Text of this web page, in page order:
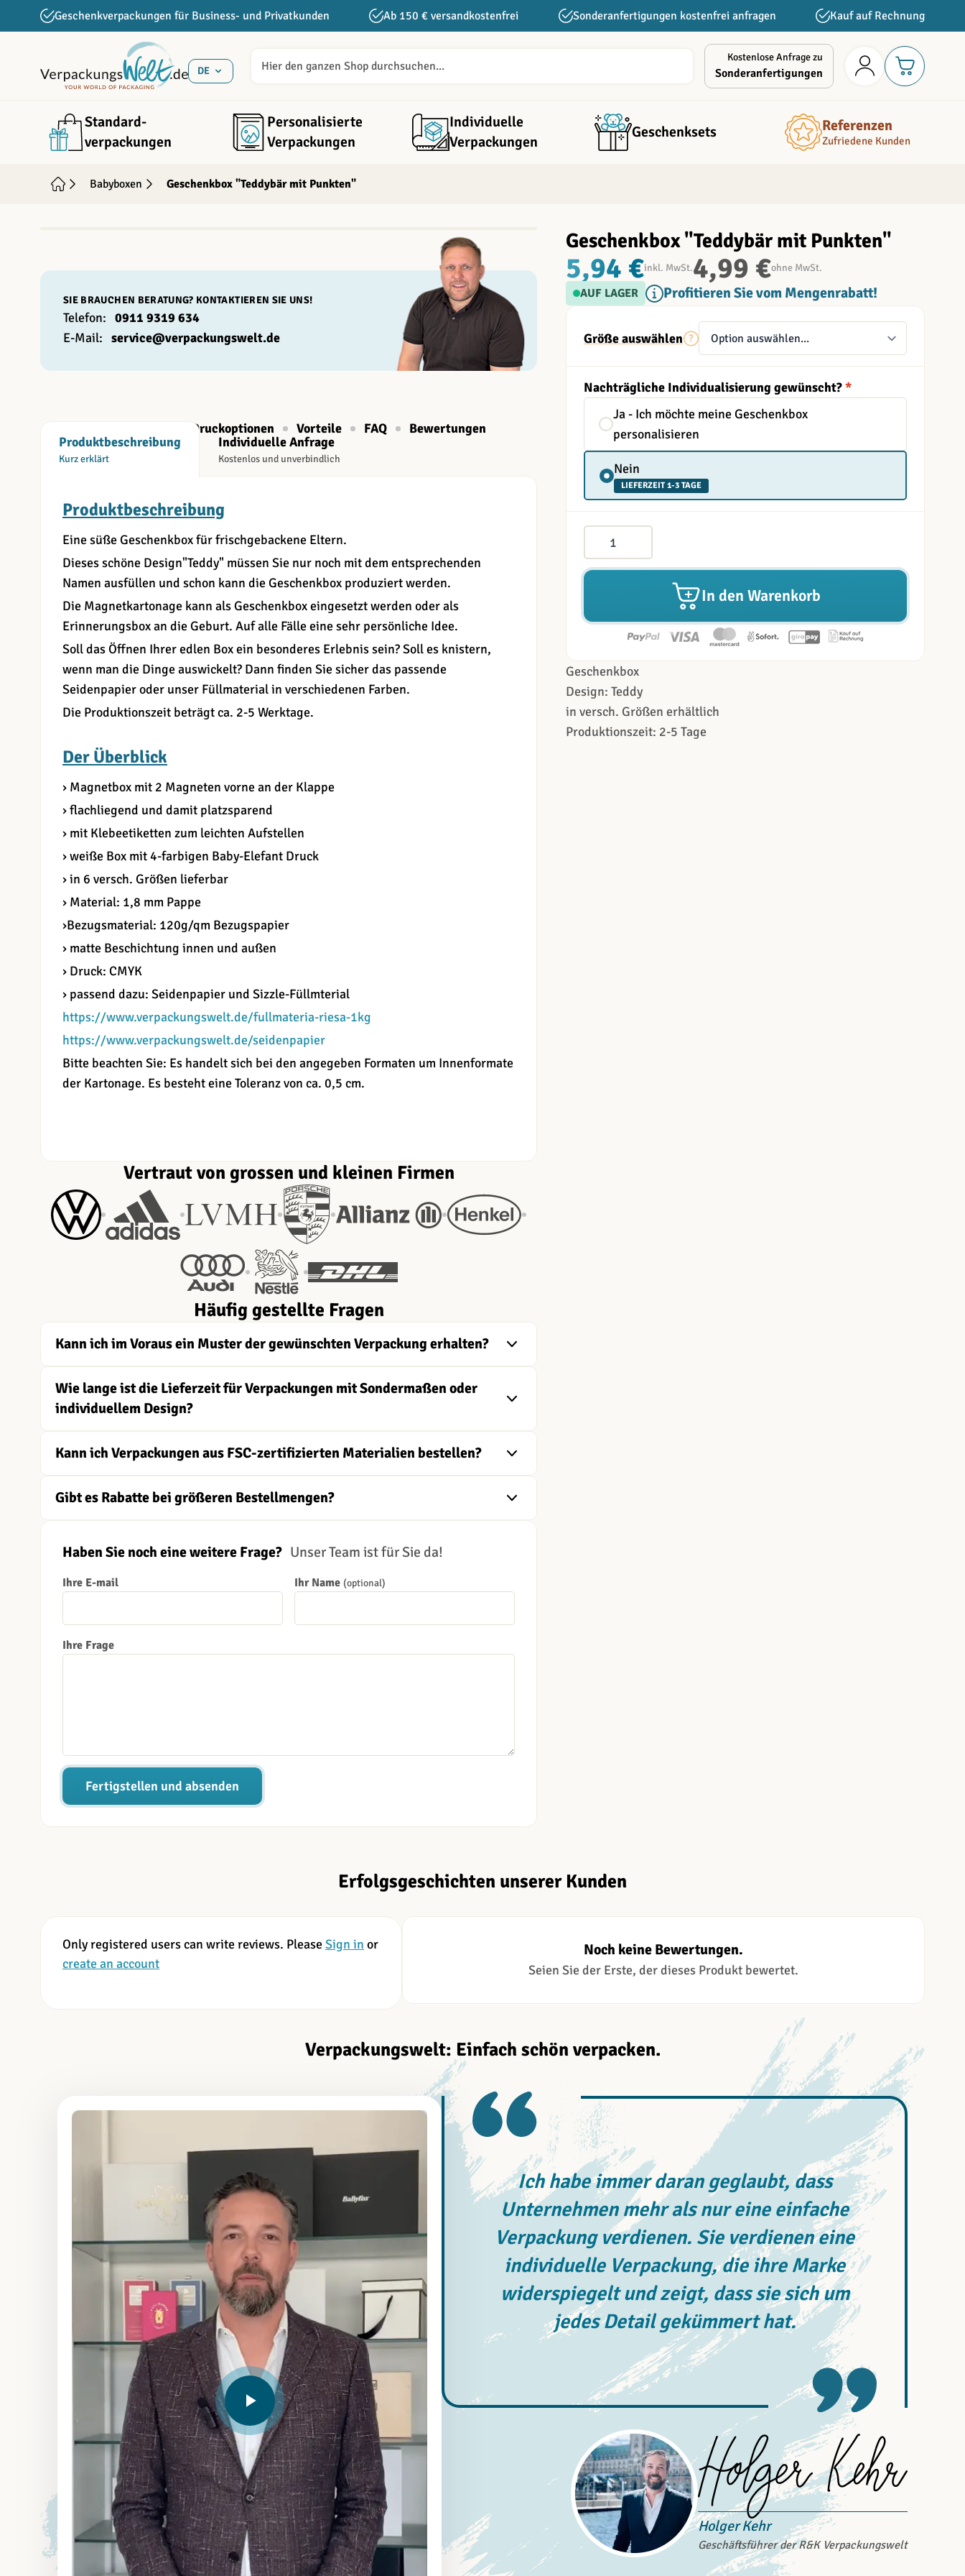
Direkt zum InhaltGeschenkverpackungen für Business- und Privatkunden Ab 150 € versandkostenfrei Sonderanfertigungen kostenfrei anfragen Kauf auf Rechnung
DE
Kostenlose Anfrage zu
Sonderanfertigungen
Standard­
verpackungen
Personalisierte
Verpackungen
Individuelle
Verpackungen
Geschenksets Referenzen
Zufriedene Kunden
Babyboxen Geschenkbox "Teddybär mit Punkten"
SIE BRAUCHEN BERATUNG? KONTAKTIEREN SIE UNS!
Telefon: 0911 9319 634
E-Mail: service@verpackungswelt.de
Druckoptionen Vorteile FAQ
Bewertungen
Produktbeschreibung
Kurz erklärt
Individuelle Anfrage
Kostenlos und unverbindlich
Produktbeschreibung
Eine süße Geschenkbox für frischgebackene Eltern.
Dieses schöne Design"Teddy" müssen Sie nur noch mit dem entsprechenden
Namen ausfüllen und schon kann die Geschenkbox produziert werden.
Die Magnetkartonage kann als Geschenkbox eingesetzt werden oder als
Erinnerungsbox an die Geburt. Auf alle Fälle eine sehr persönliche Idee.
Soll das Öffnen Ihrer edlen Box ein besonderes Erlebnis sein? Soll es knistern,
wenn man die Dinge auswickelt? Dann finden Sie sicher das passende
Seidenpapier oder unser Füllmaterial in verschiedenen Farben.
Die Produktionszeit beträgt ca. 2-5 Werktage.
Der Überblick
› Magnetbox mit 2 Magneten vorne an der Klappe
› flachliegend und damit platzsparend
› mit Klebeetiketten zum leichten Aufstellen
› weiße Box mit 4-farbigen Baby-Elefant Druck
› in 6 versch. Größen lieferbar
› Material: 1,8 mm Pappe
›Bezugsmaterial: 120g/qm Bezugspapier
› matte Beschichtung innen und außen
› Druck: CMYK
› passend dazu: Seidenpapier und Sizzle-Füllmterial
https://www.verpackungswelt.de/fullmateria-riesa-1kg
https://www.verpackungswelt.de/seidenpapier
Bitte beachten Sie: Es handelt sich bei den angegeben Formaten um Innenformate
der Kartonage. Es besteht eine Toleranz von ca. 0,5 cm.
Vertraut von grossen und kleinen Firmen
Häufig gestellte Fragen
Kann ich im Voraus ein Muster der gewünschten Verpackung erhalten?
Wie lange ist die Lieferzeit für Verpackungen mit Sondermaßen oder
individuellem Design?
Kann ich Verpackungen aus FSC-zertifizierten Materialien bestellen?
Gibt es Rabatte bei größeren Bestellmengen?
Haben Sie noch eine weitere Frage? Unser Team ist für Sie da!
Ihre E-mail Ihr Name (optional)
Ihre Frage
Fertigstellen und absenden
Geschenkbox "Teddybär mit Punkten"
5,94 €inkl. MwSt.4,99 €ohne MwSt.
AUF LAGER Profitieren Sie vom Mengenrabatt!
Größe auswählen
Nachträgliche Individualisierung gewünscht?*
Ja - Ich möchte meine Geschenkbox
personalisieren
Nein
LIEFERZEIT 1-3 TAGE
Menge
In den Warenkorb
Geschenkbox
Design: Teddy
in versch. Größen erhältlich
Produktionszeit: 2-5 Tage
Erfolgsgeschichten unserer Kunden
Only registered users can write reviews. PleaseSign in or
create an account
Noch keine Bewertungen.
Seien Sie der Erste, der dieses Produkt bewertet.
Verpackungswelt: Einfach schön verpacken.
Ich habe immer daran geglaubt, dass
Unternehmen mehr als nur eine einfache
Verpackung verdienen. Sie verdienen eine
individuelle Verpackung, die ihre Marke
widerspiegelt und zeigt, dass sie sich um
jedes Detail gekümmert hat.
Holger Kehr
Geschäftsführer der R&K Verpackungswelt